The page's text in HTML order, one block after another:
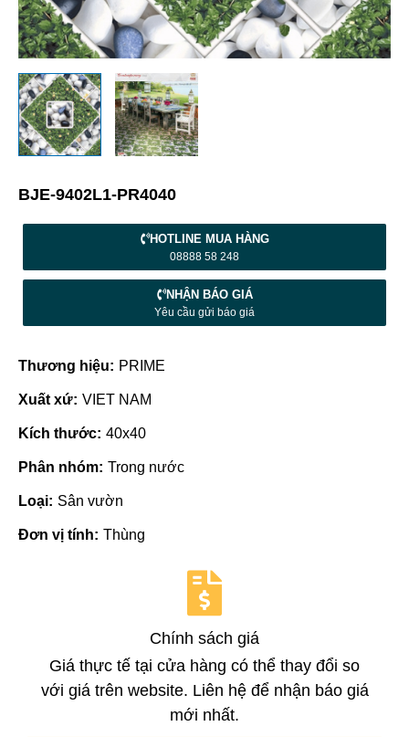
BJE-9402L1-PR4040
HOTLINE MUA HÀNG
08888 58 248
NHẬN BÁO GIÁ
Yêu cầu gửi báo giá
Thương hiệu: PRIME
Xuất xứ: VIET NAM
Kích thước: 40x40
Phân nhóm: Trong nước
Loại: Sân vườn
Đơn vị tính: Thùng
Chính sách giá
Giá thực tế tại cửa hàng có thể thay đổi so
với giá trên website. Liên hệ để nhận báo giá
mới nhất.